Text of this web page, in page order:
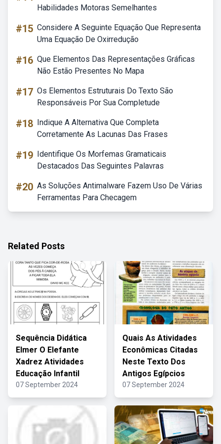
Habilidades Motoras Semelhantes
#15 Considere A Seguinte Equação Que Representa
Uma Equação De Oxirredução
#16 Que Elementos Das Representações Gráficas
Não Estão Presentes No Mapa
#17 Os Elementos Estruturais Do Texto São
Responsáveis Por Sua Completude
#18 Indique A Alternativa Que Completa
Corretamente As Lacunas Das Frases
#19 Identifique Os Morfemas Gramaticais
Destacados Das Seguintes Palavras
#20 As Soluções Antimalware Fazem Uso De Várias
Ferramentas Para Checagem
Related Posts
Sequência Didática
Elmer O Elefante
Xadrez Atividades
Educação Infantil
07 September 2024
Quais As Atividades
Econômicas Citadas
Neste Texto Dos
Antigos Egípcios
07 September 2024